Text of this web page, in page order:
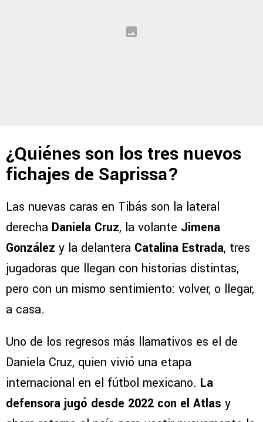
¿Quiénes son los tres nuevos
fichajes de Saprissa?
Las nuevas caras en Tibás son la lateral
derecha Daniela Cruz, la volante Jimena
González y la delantera Catalina Estrada, tres
jugadoras que llegan con historias distintas,
pero con un mismo sentimiento: volver, o llegar,
a casa.
Uno de los regresos más llamativos es el de
Daniela Cruz, quien vivió una etapa
internacional en el fútbol mexicano. La
defensora jugó desde 2022 con el Atlas y